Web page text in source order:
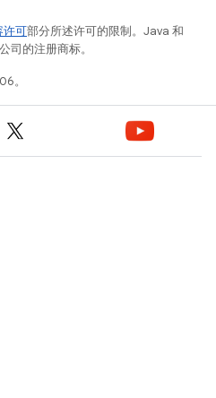
许可部分所述许可的限制。Java 和
司的注册商标。
。